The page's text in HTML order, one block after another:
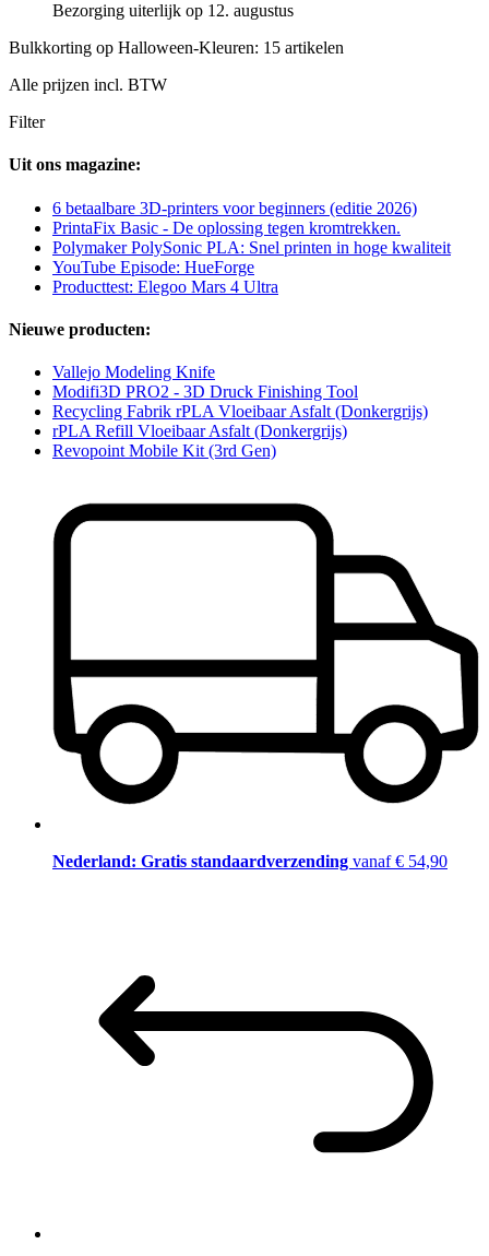
Bezorging uiterlijk op 12. augustus
Bulkkorting op Halloween-Kleuren: 15 artikelen
Alle prijzen incl. BTW
Filter
Uit ons magazine:
6 betaalbare 3D-printers voor beginners (editie 2026)
PrintaFix Basic - De oplossing tegen kromtrekken.
Polymaker PolySonic PLA: Snel printen in hoge kwaliteit
YouTube Episode: HueForge
Producttest: Elegoo Mars 4 Ultra
Nieuwe producten:
Vallejo Modeling Knife
Modifi3D PRO2 - 3D Druck Finishing Tool
Recycling Fabrik rPLA Vloeibaar Asfalt (Donkergrijs)
rPLA Refill Vloeibaar Asfalt (Donkergrijs)
Revopoint Mobile Kit (3rd Gen)
Nederland: Gratis standaardverzending vanaf € 54,90